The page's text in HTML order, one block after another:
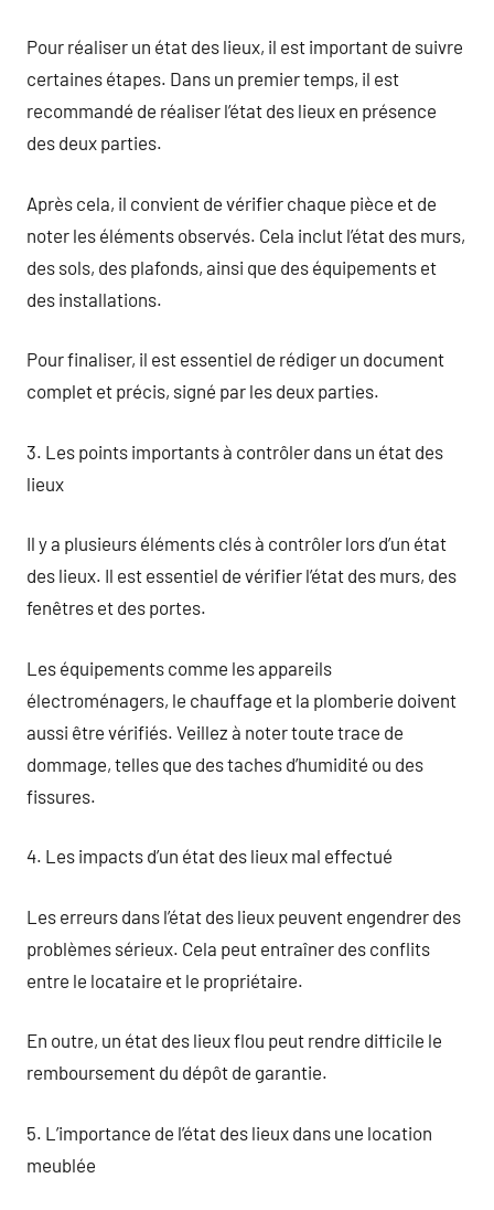
Pour réaliser un état des lieux, il est important de suivre
certaines étapes. Dans un premier temps, il est
recommandé de réaliser l’état des lieux en présence
des deux parties.
Après cela, il convient de vérifier chaque pièce et de
noter les éléments observés. Cela inclut l’état des murs,
des sols, des plafonds, ainsi que des équipements et
des installations.
Pour finaliser, il est essentiel de rédiger un document
complet et précis, signé par les deux parties.
3. Les points importants à contrôler dans un état des
lieux
Il y a plusieurs éléments clés à contrôler lors d’un état
des lieux. Il est essentiel de vérifier l’état des murs, des
fenêtres et des portes.
Les équipements comme les appareils
électroménagers, le chauffage et la plomberie doivent
aussi être vérifiés. Veillez à noter toute trace de
dommage, telles que des taches d’humidité ou des
fissures.
4. Les impacts d’un état des lieux mal effectué
Les erreurs dans l’état des lieux peuvent engendrer des
problèmes sérieux. Cela peut entraîner des conflits
entre le locataire et le propriétaire.
En outre, un état des lieux flou peut rendre difficile le
remboursement du dépôt de garantie.
5. L’importance de l’état des lieux dans une location
meublée